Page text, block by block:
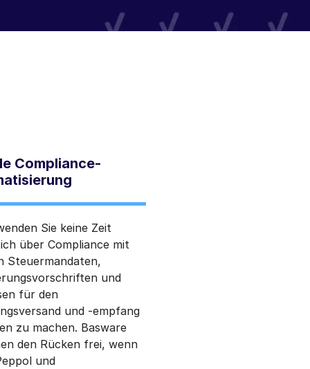
Compliance-
Sie keine Zeit
über Compliance mit
Steuermandaten,
und
für den
und -empfang
zu machen. Basware
den Rücken frei, wenn